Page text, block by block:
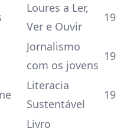
Loures a Ler,
Ver e Ouvir
19
Jornalismo
com os jovens
19
Literacia
Sustentável
19
Livro